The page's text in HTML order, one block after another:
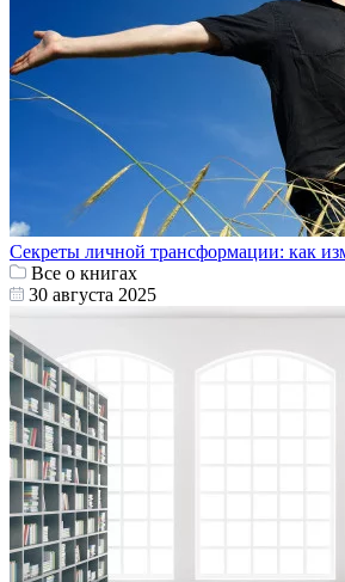
Секреты личной трансформации: как
Все о книгах
30 августа 2025